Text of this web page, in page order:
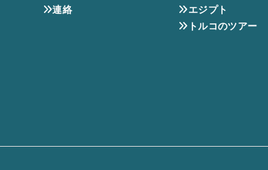
連絡
エジプト
トルコのツアー